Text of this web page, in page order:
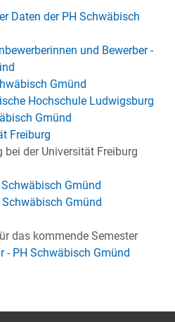
Daten der PH Schwäbisch
und Bewerber -
Gmünd
Hochschule Ludwigsburg
Gmünd
Freiburg
bei der Universität Freiburg
Gmünd
Gmünd
das kommende Semester
- PH Schwäbisch Gmünd